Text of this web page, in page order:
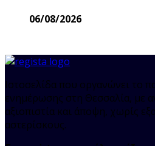
06/08/2026
Ιστοσελίδα που οργανώνει το
ενημέρωσης στη Θεσσαλία, με
αξιοπιστία και άποψη, χωρίς
αστερίσκους.